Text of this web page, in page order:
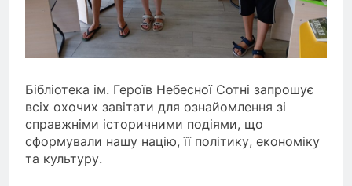
Бібліотека ім. Героїв Небесної Сотні запрошує
всіх охочих завітати для ознайомлення зі
справжніми історичними подіями, що
сформували нашу націю, її політику, економіку
та культуру.